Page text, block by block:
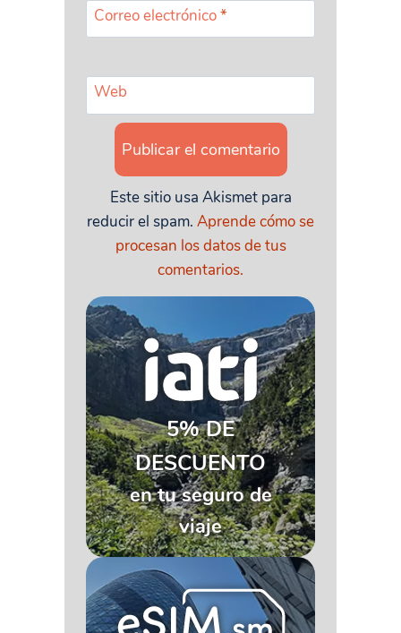
Correo electrónico*
Web
Este sitio usa Akismet para
reducir el spam. Aprende cómo se
procesan los datos de tus
comentarios.
5% DE
DESCUENTO
en tu seguro de
viaje